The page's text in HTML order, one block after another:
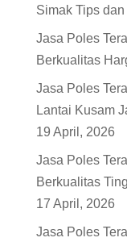
Simak Tips
Jasa Poles
Berkualitas
Jasa Poles
Lantai Kusam
19 April, 2026
Jasa Poles
Berkualitas
17 April, 2026
Jasa Poles